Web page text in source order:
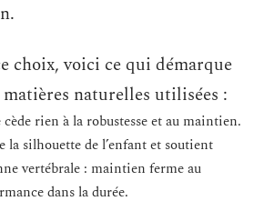
choix, voici ce qui démarque
naturelles utilisées :
cède rien à la robustesse et au maintien.
la silhouette de l’enfant et soutient
vertébrale : maintien ferme au
dans la durée.